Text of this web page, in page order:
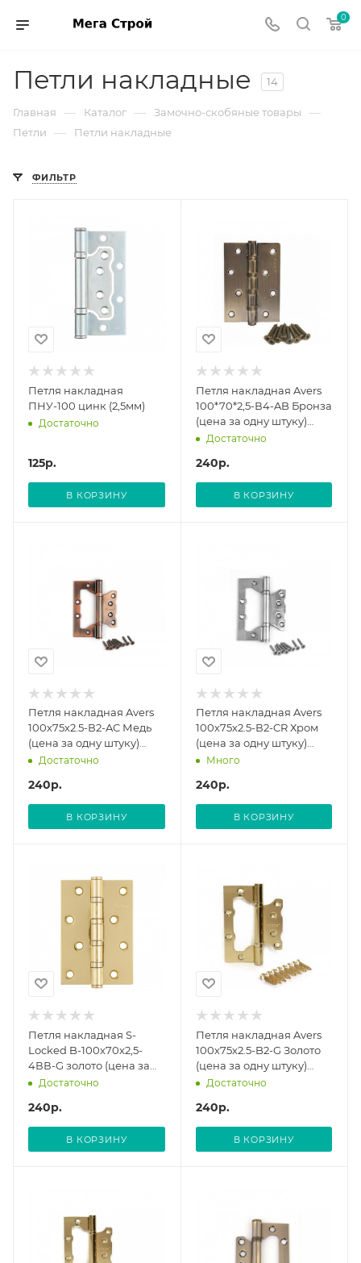
0
Петли накладные 14
Главная — Каталог — Замочно-скобяные товары —
Петли — Петли накладные
ФИЛЬТР
Петля накладная
ПНУ-100 цинк (2,5мм)
Достаточно
125р.
В КОРЗИНУ
Петля накладная Avers
100*70*2,5-В4-AB Бронза
(цена за одну штуку)
00017635 (12/96)
Достаточно
240р.
В КОРЗИНУ
Петля накладная Avers
100х75х2.5-В2-AC Медь
(цена за одну штуку)
00018542 (0/96)
Достаточно
240р.
В КОРЗИНУ
Петля накладная Avers
100х75х2.5-В2-CR Хром
(цена за одну штуку)
00018545 (20/100)
Много
240р.
В КОРЗИНУ
Петля накладная S-
Locked B-100х70х2,5-
4ВВ-G золото (цена за
одну штуку) 121401
Достаточно
240р.
В КОРЗИНУ
Петля накладная Avers
100х75х2.5-B2-G Золото
(цена за одну штуку)
00018544 (12/96)
Достаточно
240р.
В КОРЗИНУ